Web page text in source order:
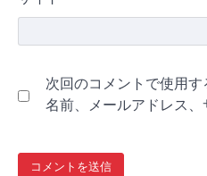
次回のコメントで使用
名前、メールアドレス、